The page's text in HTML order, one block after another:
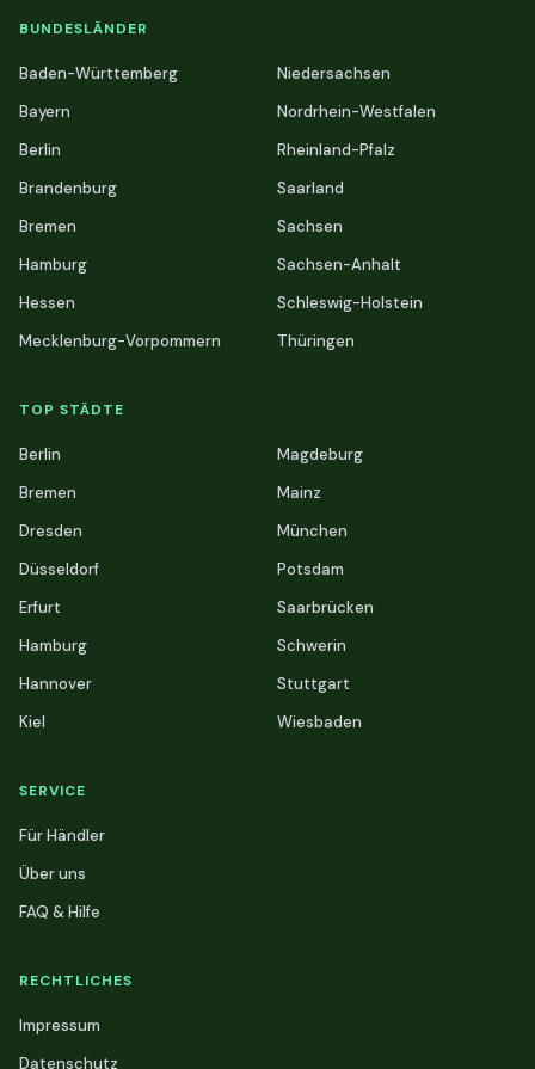
BUNDESLÄNDER
Baden-Württemberg
Bayern
Berlin
Brandenburg
Bremen
Hamburg
Hessen
Mecklenburg-Vorpommern
Niedersachsen
Nordrhein-Westfalen
Rheinland-Pfalz
Saarland
Sachsen
Sachsen-Anhalt
Schleswig-Holstein
Thüringen
TOP STÄDTE
Berlin
Bremen
Dresden
Düsseldorf
Erfurt
Hamburg
Hannover
Kiel
Magdeburg
Mainz
München
Potsdam
Saarbrücken
Schwerin
Stuttgart
Wiesbaden
SERVICE
Für Händler
Über uns
FAQ & Hilfe
RECHTLICHES
Impressum
Datenschutz